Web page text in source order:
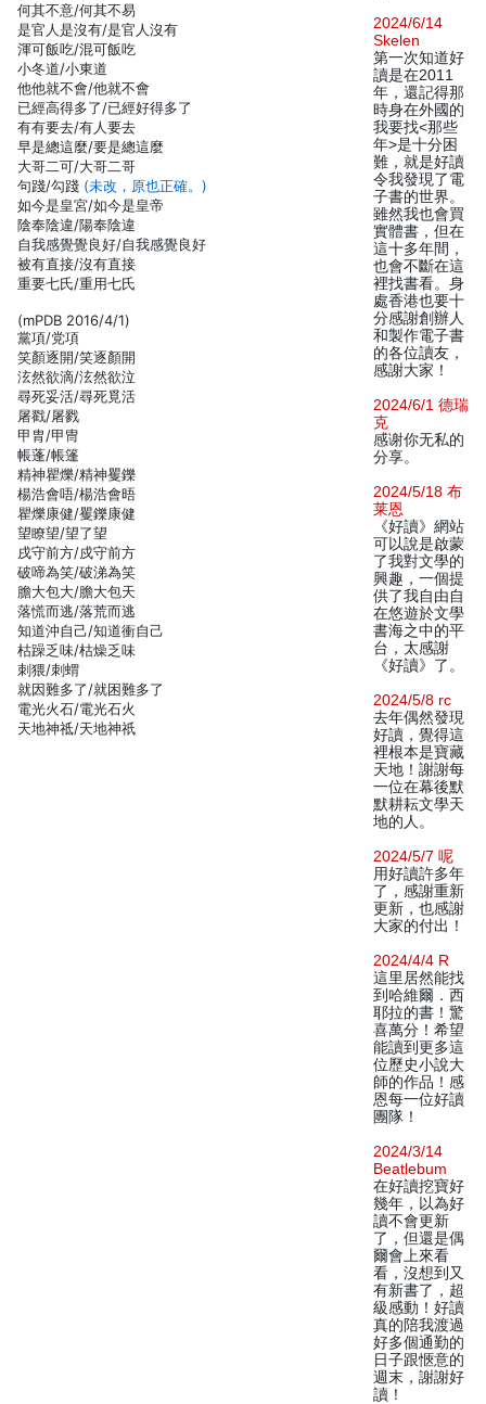
何其不意/何其不易
是官人是沒有/是官人沒有
渾可飯吃/混可飯吃
小冬道/小東道
他他就不會/他就不會
已經高得多了/已經好得多了
有有要去/有人要去
早是總這麼/要是總這麼
大哥二可/大哥二哥
句踐/勾踐 (未改，原也正確。)
如今是皇宮/如今是皇帝
陰奉陰違/陽奉陰違
自我感覺覺良好/自我感覺良好
被有直接/沒有直接
重要七氏/重用七氏
(mPDB 2016/4/1)
黨項/党項
笑顏逐開/笑逐顏開
泫然欲滴/泫然欲泣
尋死妥活/尋死覓活
屠戳/屠戮
甲胄/甲冑
帳蓬/帳篷
精神瞿爍/精神矍鑠
楊浩會唔/楊浩會晤
瞿爍康健/矍鑠康健
望瞭望/望了望
戌守前方/戍守前方
破啼為笑/破涕為笑
膽大包大/膽大包天
落慌而逃/落荒而逃
知道沖自己/知道衝自己
枯躁乏味/枯燥乏味
刺猥/刺蝟
就因難多了/就困難多了
電光火石/電光石火
天地神祗/天地神祇
2024/6/14
Skelen
第一次知道好
讀是在2011
年，還記得那
時身在外國的
我要找<那些
年>是十分困
難，就是好讀
令我發現了電
子書的世界。
雖然我也會買
實體書，但在
這十多年間，
也會不斷在這
裡找書看。身
處香港也要十
分感謝創辦人
和製作電子書
的各位讀友，
感謝大家！
2024/6/1 德瑞
克
感谢你无私的
分享。
2024/5/18 布
莱恩
《好讀》網站
可以說是啟蒙
了我對文學的
興趣，一個提
供了我自由自
在悠遊於文學
書海之中的平
台，太感謝
《好讀》了。
2024/5/8 rc
去年偶然發現
好讀，覺得這
裡根本是寶藏
天地！謝謝每
一位在幕後默
默耕耘文學天
地的人。
2024/5/7 呢
用好讀許多年
了，感謝重新
更新，也感謝
大家的付出！
2024/4/4 R
這里居然能找
到哈維爾．西
耶拉的書！驚
喜萬分！希望
能讀到更多這
位歷史小說大
師的作品！感
恩每一位好讀
團隊！
2024/3/14
Beatlebum
在好讀挖寶好
幾年，以為好
讀不會更新
了，但還是偶
爾會上來看
看，沒想到又
有新書了，超
級感動！好讀
真的陪我渡過
好多個通勤的
日子跟愜意的
週末，謝謝好
讀！